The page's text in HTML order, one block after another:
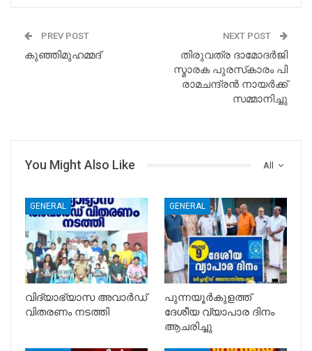
PREV POST
കുഞ്ഞിമുഹമ്മദ്
NEXT POST
തിരുവത്ര ദാമോദര്‍ജി
സ്മാരക പുരസ്‌കാരം പി
രാമചന്ദ്രന്‍ നായര്‍ക്ക്
സമ്മാനിച്ചു
All
You Might Also Like
GENERAL
വിദ്യാഭ്യാസ അവാർഡ്
വിതരണം നടത്തി
GENERAL
പുന്നയൂർകുളത്ത്
ദേശീയ വ്യാപാര ദിനം
ആചരിച്ചു